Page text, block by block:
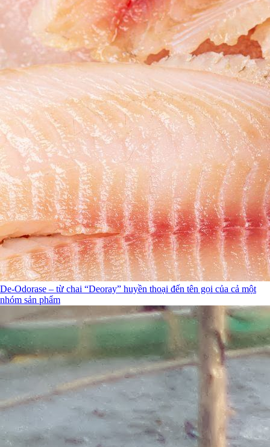
De-Odorase – từ chai “Deoray” huyền thoại đến tên gọi của cả một
nhóm sản phẩm